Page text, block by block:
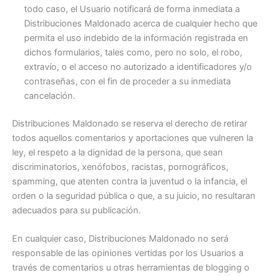
todo caso, el Usuario notificará de forma inmediata a
Distribuciones Maldonado acerca de cualquier hecho que
permita el uso indebido de la información registrada en
dichos formularios, tales como, pero no solo, el robo,
extravío, o el acceso no autorizado a identificadores y/o
contraseñas, con el fin de proceder a su inmediata
cancelación.
Distribuciones Maldonado se reserva el derecho de retirar
todos aquellos comentarios y aportaciones que vulneren la
ley, el respeto a la dignidad de la persona, que sean
discriminatorios, xenófobos, racistas, pornográficos,
spamming, que atenten contra la juventud o la infancia, el
orden o la seguridad pública o que, a su juicio, no resultaran
adecuados para su publicación.
En cualquier caso, Distribuciones Maldonado no será
responsable de las opiniones vertidas por los Usuarios a
través de comentarios u otras herramientas de blogging o